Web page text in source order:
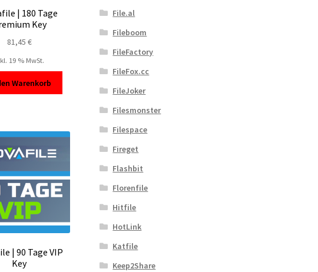
| 180 Tage
Key
81,45 €
19 % MwSt.
Warenkorb
| 90 Tage VIP
Key
File.al
Fileboom
FileFactory
FileFox.cc
FileJoker
Filesmonster
Filespace
Fireget
Flashbit
Florenfile
Hitfile
HotLink
Katfile
Keep2Share